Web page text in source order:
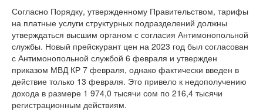
Согласно Порядку, утвержденному Правительством, тарифы
на платные услуги структурных подразделений должны
утверждаться высшим органом с согласия Антимонопольной
службы. Новый прейскурант цен на 2023 год был согласован
с Антимонопольной службой 6 февраля и утвержден
приказом МВД КР 7 февраля, однако фактически введен в
действие только 13 февраля. Это привело к недополучению
дохода в размере 1 974,0 тысячи сом по 216,4 тысячи
регистрационным действиям.